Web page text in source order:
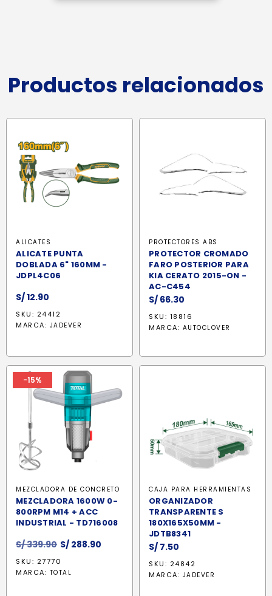
Productos relacionados
ALICATES
ALICATE PUNTA
DOBLADA 6" 160MM -
JDPL4C06
S/12.90
SKU: 24412
MARCA: JADEVER
PROTECTORES ABS
PROTECTOR CROMADO
FARO POSTERIOR PARA
KIA CERATO 2015-ON -
AC-C454
S/ 66.30
SKU: 18816
MARCA: AUTOCLOVER
-15%
MEZCLADORA DE CONCRETO
MEZCLADORA 1600W 0-
800RPM M14 + ACC
INDUSTRIAL - TD716008
S/339.90 El
original
S/ 288.90
SKU: 27770
MARCA: TOTAL
CAJA PARA HERRAMIENTAS
ORGANIZADOR
TRANSPARENTE S
180X165X50MM -
JDTB8341
S/ 7.50
SKU: 24842
MARCA: JADEVER